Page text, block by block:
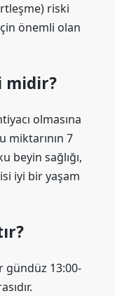
riski
önemli olan
midir?
olmasına
miktarının 7
beyin sağlığı,
iyi bir yaşam
gündüz 13:00-